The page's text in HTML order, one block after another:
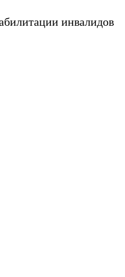
инвалидов